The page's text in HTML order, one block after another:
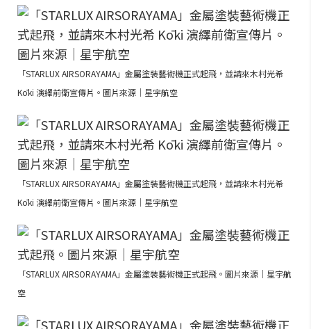
「STARLUX AIRSORAYAMA」金屬塗裝藝術機正式起飛，並請來木村光希
Kōki 演繹前衛宣傳片。圖片來源｜星宇航空
「STARLUX AIRSORAYAMA」金屬塗裝藝術機正式起飛，並請來木村光希
Kōki 演繹前衛宣傳片。圖片來源｜星宇航空
「STARLUX AIRSORAYAMA」金屬塗裝藝術機正式起飛。圖片來源｜星宇航
空